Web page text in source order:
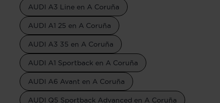
AUDI A3 Line en A Coruña
AUDI A1 25 en A Coruña
AUDI A3 35 en A Coruña
AUDI A1 Sportback en A Coruña
AUDI A6 Avant en A Coruña
AUDI Q5 Sportback Advanced en A Coruña